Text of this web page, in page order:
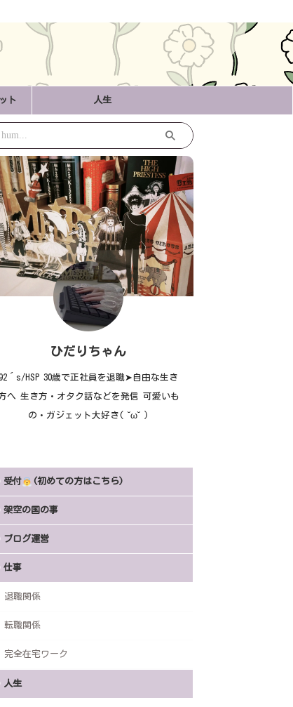
ト 人生
ひだりちゃん
HSP 30歳で正社員を退職➤自由な生き
へ 生き方・オタク話などを発信 可愛いも
の・ガジェット大好き( ˘ω˘ )
受付 (初めての方はこちら)
架空の国の事
ブログ運営
仕事
退職関係
転職関係
完全在宅ワーク
人生